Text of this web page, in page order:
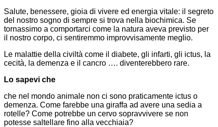
Salute, benessere, gioia di vivere ed energia vitale: il segreto
del nostro sogno di sempre si trova nella biochimica. Se
tornassimo a comportarci come la natura aveva previsto per
il nostro corpo, ci sentiremmo improvvisamente meglio.
Le malattie della civiltà come il diabete, gli infarti, gli ictus, la
cecità, la demenza e il cancro …. diventerebbero rare.
Lo sapevi che
che nel mondo animale non ci sono praticamente ictus o
demenza. Come farebbe una giraffa ad avere una sedia a
rotelle? Come potrebbe un cervo sopravvivere se non
potesse saltellare fino alla vecchiaia?